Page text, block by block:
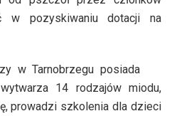
w pozyskiwaniu dotacji na
w Tarnobrzegu posiada
14 rodzajów miodu,
prowadzi szkolenia dla dzieci